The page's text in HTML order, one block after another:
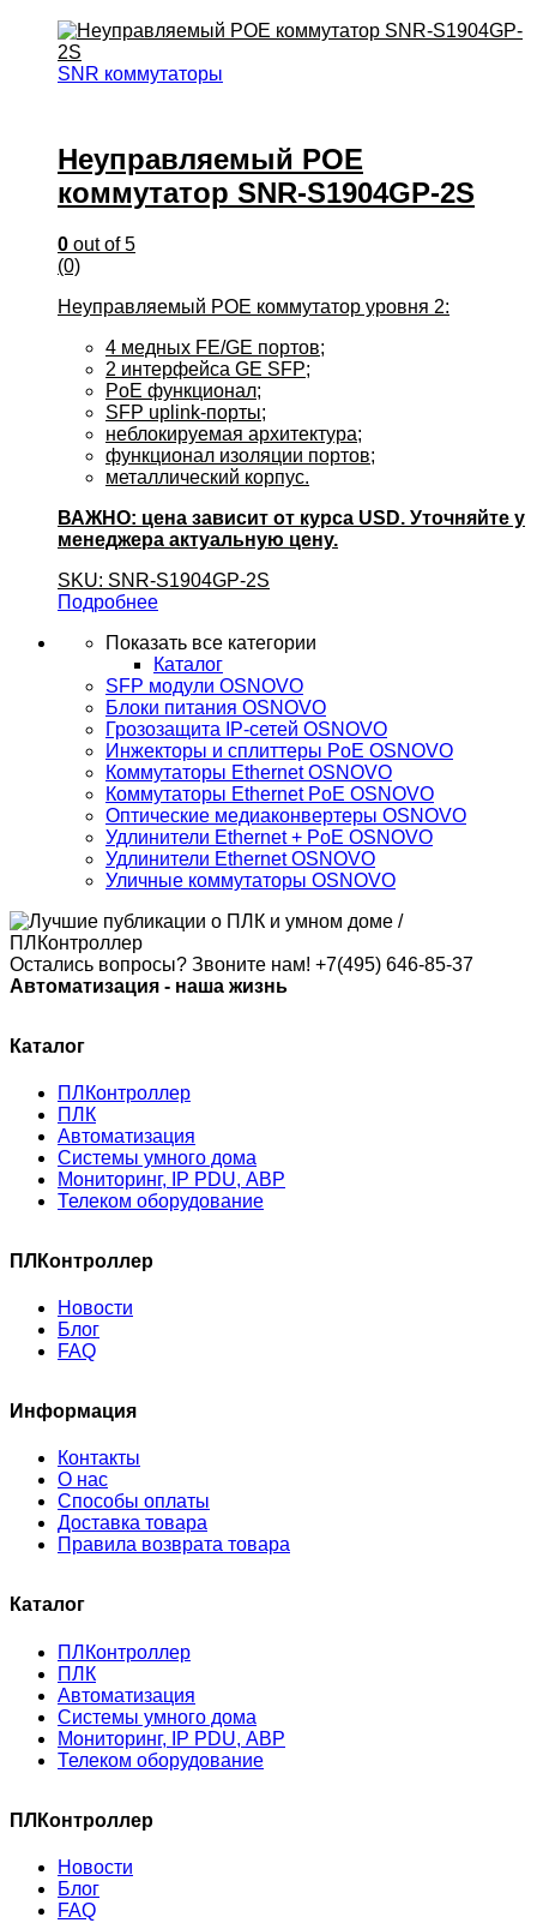
SNR коммутаторы
Неуправляемый POE
коммутатор SNR-S1904GP-2S
0 out of 5
(0)
Неуправляемый POE коммутатор уровня 2:
4 медных FE/GE портов;
2 интерфейса GE SFP;
PoE функционал;
SFP uplink-порты;
неблокируемая архитектура;
функционал изоляции портов;
металлический корпус.
ВАЖНО: цена зависит от курса USD. Уточняйте у
менеджера актуальную цену.
SKU: SNR-S1904GP-2S
Подробнее
Показать все категории
Каталог
SFP модули OSNOVO
Блоки питания OSNOVO
Грозозащита IP-сетей OSNOVO
Инжекторы и сплиттеры PoE OSNOVO
Коммутаторы Ethernet OSNOVO
Коммутаторы Ethernet PoE OSNOVO
Оптические медиаконвертеры OSNOVO
Удлинители Ethernet + PoE OSNOVO
Удлинители Ethernet OSNOVO
Уличные коммутаторы OSNOVO
Остались вопросы? Звоните нам! +7(495) 646-85-37
Автоматизация - наша жизнь
Каталог
ПЛКонтроллер
ПЛК
Автоматизация
Системы умного дома
Мониторинг, IP PDU, АВР
Телеком оборудование
ПЛКонтроллер
Новости
Блог
FAQ
Информация
Контакты
О нас
Способы оплаты
Доставка товара
Правила возврата товара
Каталог
ПЛКонтроллер
ПЛК
Автоматизация
Системы умного дома
Мониторинг, IP PDU, АВР
Телеком оборудование
ПЛКонтроллер
Новости
Блог
FAQ